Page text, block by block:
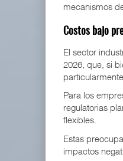
mecanismos
Costos bajo
El sector
2026, que, si
Para los
regulatorias
flexibles.
Estas
impactos